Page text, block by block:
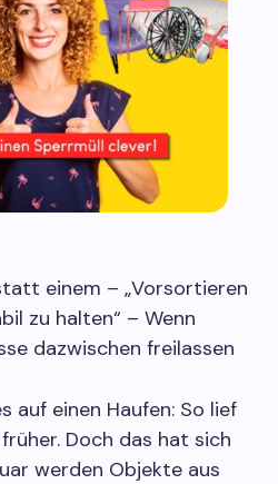
einem – „Vorsortieren
zu halten“ – Wenn
dazwischen freilassen
auf einen Haufen: So lief
Doch das hat sich
werden Objekte aus